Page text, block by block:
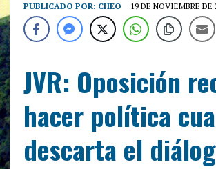
PUBLICADO POR: CHEO 19 DE NOVIEMBRE DE
JVR: Oposición
hacer política
descarta el